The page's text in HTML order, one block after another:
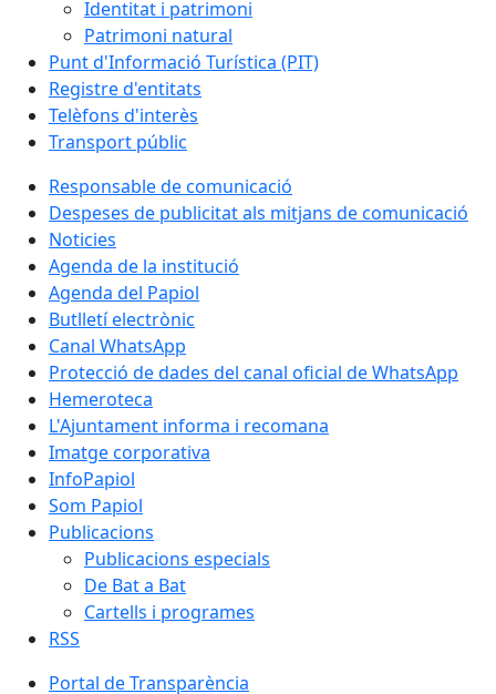
Identitat i patrimoni
Patrimoni natural
Punt d'Informació Turística (PIT)
Registre d'entitats
Telèfons d'interès
Transport públic
Responsable de comunicació
Despeses de publicitat als mitjans de comunicació
Noticies
Agenda de la institució
Agenda del Papiol
Butlletí electrònic
Canal WhatsApp
Protecció de dades del canal oficial de WhatsApp
Hemeroteca
L'Ajuntament informa i recomana
Imatge corporativa
InfoPapiol
Som Papiol
Publicacions
Publicacions especials
De Bat a Bat
Cartells i programes
RSS
Portal de Transparència